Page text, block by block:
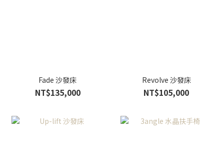
Fade 沙發床
NT$135,000
Revolve 沙發床
NT$105,000